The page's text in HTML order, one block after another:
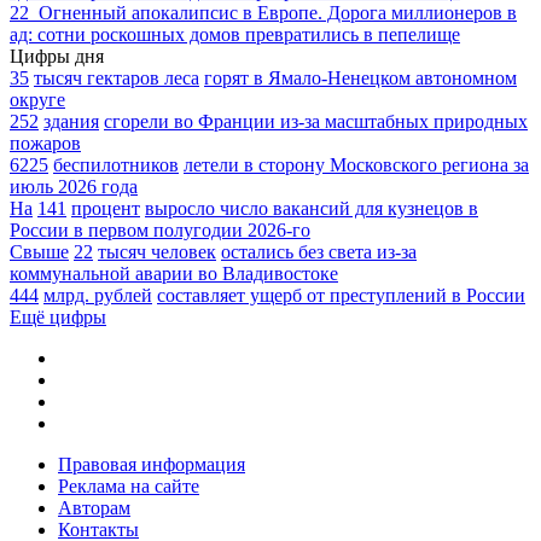
22 Огненный апокалипсис в Европе. Дорога миллионеров в
ад: сотни роскошных домов превратились в пепелище
Цифры дня
35 тысяч гектаров леса горят в Ямало-Ненецком автономном
округе
252 здания сгорели во Франции из-за масштабных природных
пожаров
6225 беспилотников летели в сторону Московского региона за
июль 2026 года
На 141 процент выросло число вакансий для кузнецов в
России в первом полугодии 2026-го
Свыше 22 тысяч человек остались без света из-за
коммунальной аварии во Владивостоке
444 млрд. рублей составляет ущерб от преступлений в России
Ещё цифры
Правовая информация
Реклама на сайте
Авторам
Контакты